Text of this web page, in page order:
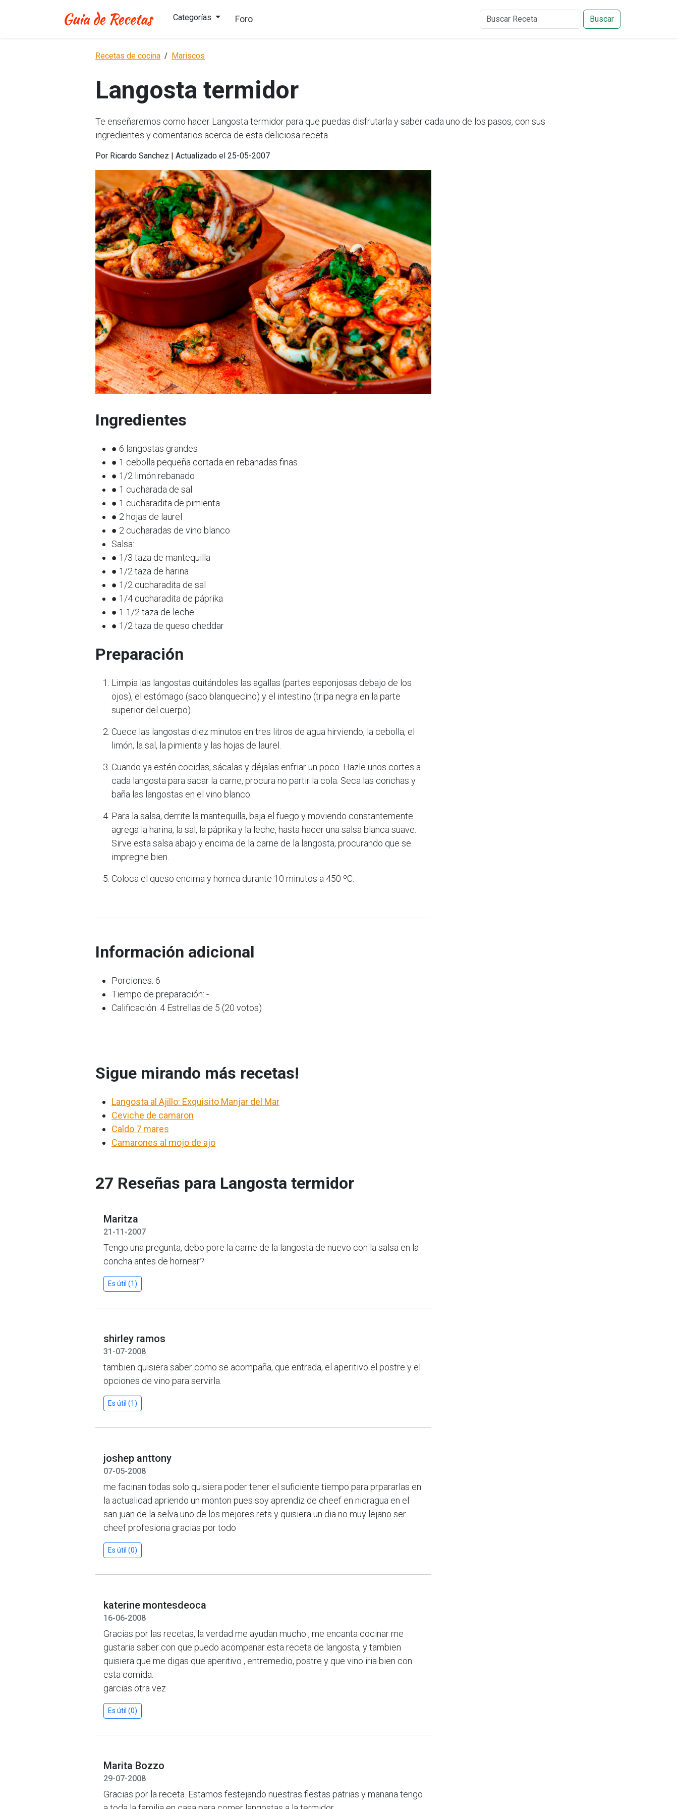
Categorías Foro Buscar
Recetas de cocina Mariscos
Langosta termidor
Te enseñaremos como hacer Langosta termidor para que puedas disfrutarla y saber cada uno de los pasos, con sus
ingredientes y comentarios acerca de esta deliciosa receta.
Por Ricardo Sanchez | Actualizado el 25-05-2007
Ingredientes
● 6 langostas grandes
● 1 cebolla pequeña cortada en rebanadas finas
● 1/2 limón rebanado
● 1 cucharada de sal
● 1 cucharadita de pimienta
● 2 hojas de laurel
● 2 cucharadas de vino blanco
Salsa:
● 1/3 taza de mantequilla
● 1/2 taza de harina
● 1/2 cucharadita de sal
● 1/4 cucharadita de páprika
● 1 1/2 taza de leche
● 1/2 taza de queso cheddar
Preparación
Limpia las langostas quitándoles las agallas (partes esponjosas debajo de los
ojos), el estómago (saco blanquecino) y el intestino (tripa negra en la parte
superior del cuerpo).
Cuece las langostas diez minutos en tres litros de agua hirviendo, la cebolla, el
limón, la sal, la pimienta y las hojas de laurel.
Cuando ya estén cocidas, sácalas y déjalas enfriar un poco. Hazle unos cortes a
cada langosta para sacar la carne, procura no partir la cola. Seca las conchas y
baña las langostas en el vino blanco.
Para la salsa, derrite la mantequilla, baja el fuego y moviendo constantemente
agrega la harina, la sal, la páprika y la leche, hasta hacer una salsa blanca suave.
Sirve esta salsa abajo y encima de la carne de la langosta, procurando que se
impregne bien.
Coloca el queso encima y hornea durante 10 minutos a 450 ºC.
Información adicional
Porciones: 6
Tiempo de preparación: -
Calificación: 4 Estrellas de 5 (20 votos)
Sigue mirando más recetas!
Langosta al Ajillo: Exquisito Manjar del Mar
Ceviche de camaron
Caldo 7 mares
Camarones al mojo de ajo
27 Reseñas para Langosta termidor
Maritza
21-11-2007
Tengo una pregunta, debo pore la carne de la langosta de nuevo con la salsa en la
concha antes de hornear?
Es útil (1)
shirley ramos
31-07-2008
tambien quisiera saber como se acompaña, que entrada, el aperitivo el postre y el
opciones de vino para servirla.
Es útil (1)
joshep anttony
07-05-2008
me facinan todas solo quisiera poder tener el suficiente tiempo para prpararlas en
la actualidad apriendo un monton pues soy aprendiz de cheef en nicragua en el
san juan de la selva uno de los mejores rets y quisiera un dia no muy lejano ser
cheef profesiona gracias por todo
Es útil (0)
katerine montesdeoca
16-06-2008
Gracias por las recetas, la verdad me ayudan mucho , me encanta cocinar me
gustaria saber con que puedo acompanar esta receta de langosta, y tambien
quisiera que me digas que aperitivo , entremedio, postre y que vino iria bien con
esta comida.
garcias otra vez
Es útil (0)
Marita Bozzo
29-07-2008
Gracias por la receta. Estamos festejando nuestras fiestas patrias y manana tengo